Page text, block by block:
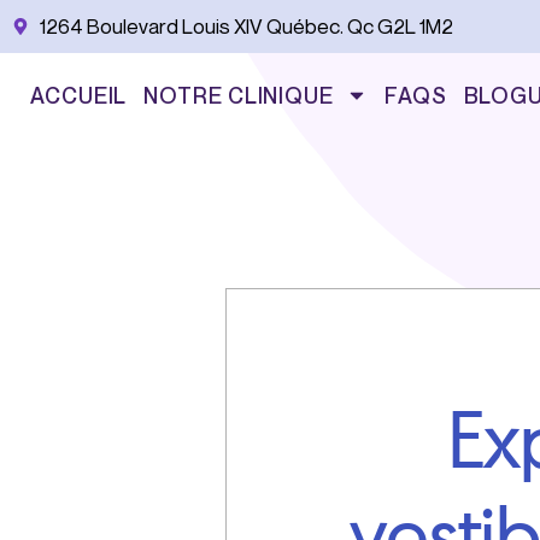
Aller 1264 Boulevard Louis XIV Québec. Qc G2L 1M2
ACCUEIL NOTRE CLINIQUE FAQS